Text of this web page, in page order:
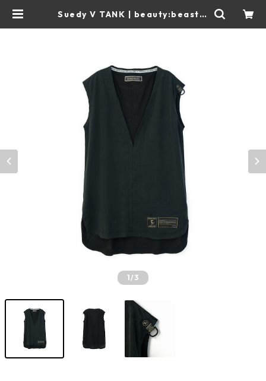
Suedy V TANK | beauty:beast o
1/3